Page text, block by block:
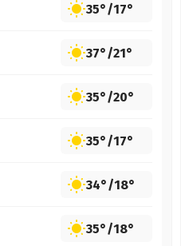
35°/17°
37°/21°
35°/20°
35°/17°
34°/18°
35°/18°